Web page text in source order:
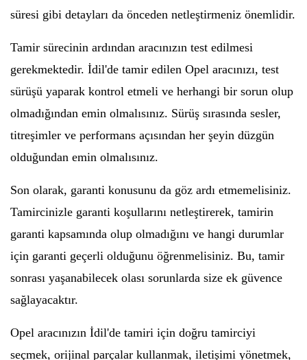
süresi gibi detayları da önceden netleştirmeniz önemlidir.
Tamir sürecinin ardından aracınızın test edilmesi
gerekmektedir. İdil'de tamir edilen Opel aracınızı, test
sürüşü yaparak kontrol etmeli ve herhangi bir sorun olup
olmadığından emin olmalısınız. Sürüş sırasında sesler,
titreşimler ve performans açısından her şeyin düzgün
olduğundan emin olmalısınız.
Son olarak, garanti konusunu da göz ardı etmemelisiniz.
Tamircinizle garanti koşullarını netleştirerek, tamirin
garanti kapsamında olup olmadığını ve hangi durumlar
için garanti geçerli olduğunu öğrenmelisiniz. Bu, tamir
sonrası yaşanabilecek olası sorunlarda size ek güvence
sağlayacaktır.
Opel aracınızın İdil'de tamiri için doğru tamirciyi
seçmek, orijinal parçalar kullanmak, iletişimi yönetmek,